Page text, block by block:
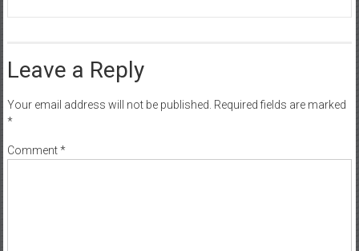
Leave a Reply
Your email address will not be published. Required fields are marked
*
Comment*